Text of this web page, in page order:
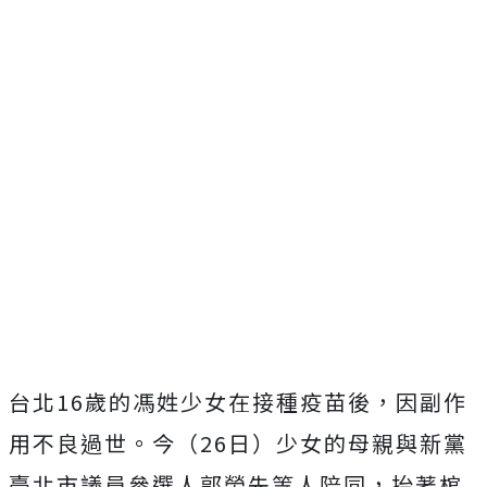
台北16歲的馮姓少女在接種疫苗後，因副作
用不良過世。今（26日）少女的母親與新黨